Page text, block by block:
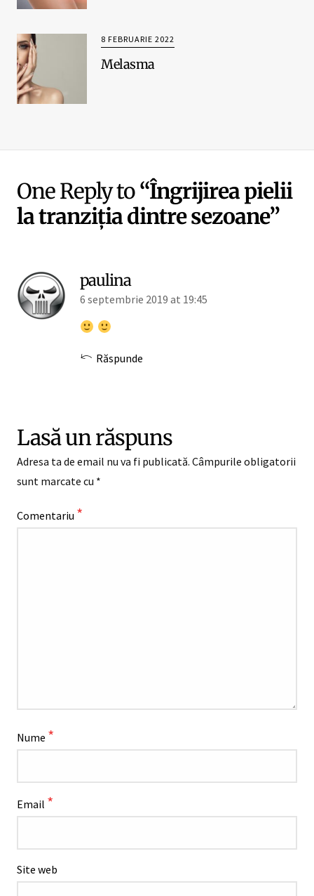
8 FEBRUARIE 2022
Melasma
One Reply to“Îngrijirea pielii
la tranziția dintre sezoane”
paulina
6 septembrie 2019 at 19:45
Răspunde
Lasă un răspuns
Adresa ta de email nu va fi publicată. Câmpurile obligatorii
sunt marcate cu *
Comentariu *
Nume *
Email *
Site web